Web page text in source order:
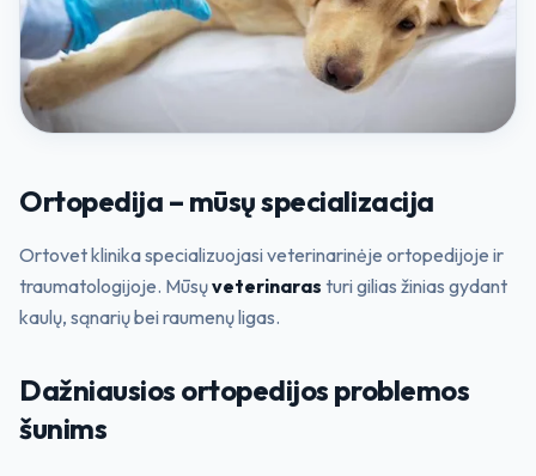
Ortopedija – mūsų specializacija
Ortovet klinika specializuojasi veterinarinėje ortopedijoje ir
traumatologijoje. Mūsųveterinaras turi gilias žinias gydant
kaulų, sąnarių bei raumenų ligas.
Dažniausios ortopedijos problemos
šunims